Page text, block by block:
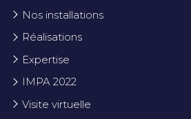
Nos installations
Réalisations
Expertise
IMPA 2022
Visite virtuelle